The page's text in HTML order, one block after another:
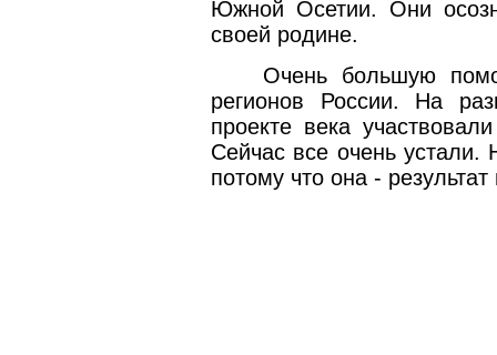
Южной Осетии. Они
своей родине.
Очень большую
регионов России. На
проекте века
Сейчас все очень устали.
потому что она -